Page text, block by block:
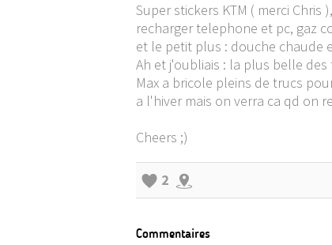
Super stickers KTM ( merci
recharger telephone et pc, gaz
et le petit plus : douche chaude
Ah et j'oubliais : la plus belle des
Max a bricole pleins de trucs
a l'hiver mais on verra ca qd on
Cheers ;)
2
Commentaires